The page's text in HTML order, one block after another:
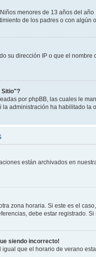
menores de 13 años del
de los padres o con
su dirección IP o que el
Sitio"?
por phpBB, las cuales le
administración ha habilitado
están archivados en
zona horaria. Si este es el
debe estar registrado.
siendo incorrecto!
que el horario de verano